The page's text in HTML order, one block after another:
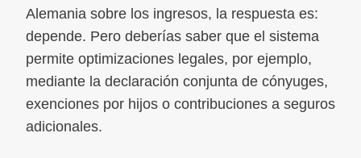
Alemania sobre los ingresos, la respuesta es:
depende. Pero deberías saber que el sistema
permite optimizaciones legales, por ejemplo,
mediante la declaración conjunta de cónyuges,
exenciones por hijos o contribuciones a seguros
adicionales.